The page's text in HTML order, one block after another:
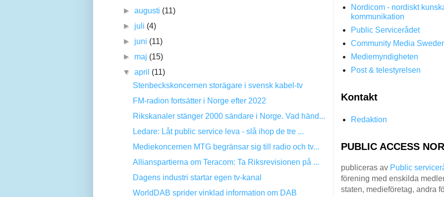
►augusti (11)
► juli (4)
► juni (11)
► maj (15)
▼april (11)
Stenbeckskoncernen storägare i svensk kabel-tv
FM-radion fortsätter i Norge efter 2022
Rikskanaler stänger 2000 sändare i Norge. Vad händ...
Ledare: Låt public service leva - slå ihop de tre ...
Mediekoncernen MTG begränsar sig till radio och tv...
Allianspartierna om Teracom: Ta Riksrevisionen på ...
Dagens industri startar egen tv-kanal
WorldDAB sprider vinklad information om DAB
Nordicom - nordiskt
kommunikation
Public Servicerådet
Community Media
Mediemyndigheten
Post & telestyrelsen
Kontakt
Redaktion
PUBLIC ACCESS
publiceras av Public
förening med enskilda
staten, medieföretag, andra